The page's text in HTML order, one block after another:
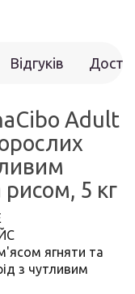
Відгуків
Adult
5 кг
ягняти та
з чутливим